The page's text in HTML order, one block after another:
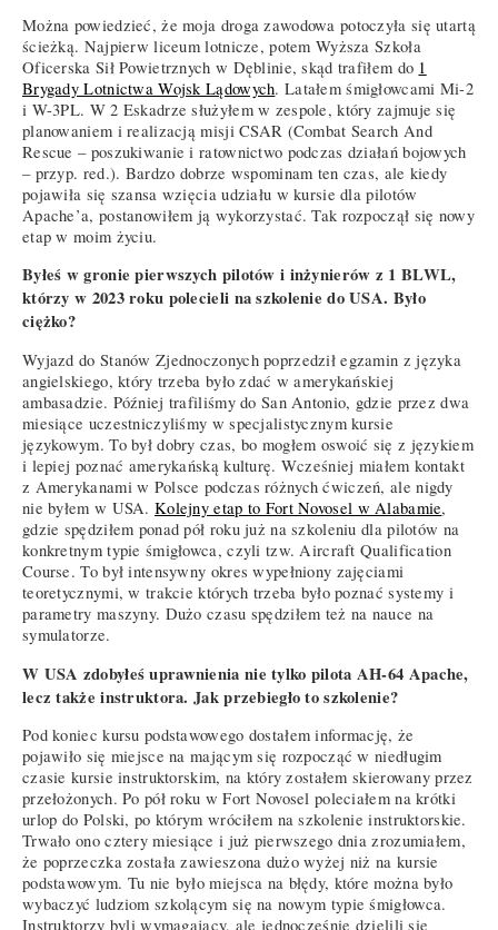
Można powiedzieć, że moja droga zawodowa potoczyła się utartą
ścieżką. Najpierw liceum lotnicze, potem Wyższa Szkoła
Oficerska Sił Powietrznych w Dęblinie, skąd trafiłem do 1
Brygady Lotnictwa Wojsk Lądowych. Latałem śmigłowcami Mi-2
i W-3PL. W 2 Eskadrze służyłem w zespole, który zajmuje się
planowaniem i realizacją misji CSAR (Combat Search And
Rescue – poszukiwanie i ratownictwo podczas działań bojowych
– przyp. red.). Bardzo dobrze wspominam ten czas, ale kiedy
pojawiła się szansa wzięcia udziału w kursie dla pilotów
Apache’a, postanowiłem ją wykorzystać. Tak rozpoczął się nowy
etap w moim życiu.
Byłeś w gronie pierwszych pilotów i inżynierów z 1 BLWL,
którzy w 2023 roku polecieli na szkolenie do USA. Było
ciężko?
Wyjazd do Stanów Zjednoczonych poprzedził egzamin z języka
angielskiego, który trzeba było zdać w amerykańskiej
ambasadzie. Później trafiliśmy do San Antonio, gdzie przez dwa
miesiące uczestniczyliśmy w specjalistycznym kursie
językowym. To był dobry czas, bo mogłem oswoić się z językiem
i lepiej poznać amerykańską kulturę. Wcześniej miałem kontakt
z Amerykanami w Polsce podczas różnych ćwiczeń, ale nigdy
nie byłem w USA. Kolejny etap to Fort Novosel w Alabamie,
gdzie spędziłem ponad pół roku już na szkoleniu dla pilotów na
konkretnym typie śmigłowca, czyli tzw. Aircraft Qualification
Course. To był intensywny okres wypełniony zajęciami
teoretycznymi, w trakcie których trzeba było poznać systemy i
parametry maszyny. Dużo czasu spędziłem też na nauce na
symulatorze.
W USA zdobyłeś uprawnienia nie tylko pilota AH-64 Apache,
lecz także instruktora. Jak przebiegło to szkolenie?
Pod koniec kursu podstawowego dostałem informację, że
pojawiło się miejsce na mającym się rozpocząć w niedługim
czasie kursie instruktorskim, na który zostałem skierowany przez
przełożonych. Po pół roku w Fort Novosel poleciałem na krótki
urlop do Polski, po którym wróciłem na szkolenie instruktorskie.
Trwało ono cztery miesiące i już pierwszego dnia zrozumiałem,
że poprzeczka została zawieszona dużo wyżej niż na kursie
podstawowym. Tu nie było miejsca na błędy, które można było
wybaczyć ludziom szkolącym się na nowym typie śmigłowca.
Instruktorzy byli wymagający, ale jednocześnie dzielili się